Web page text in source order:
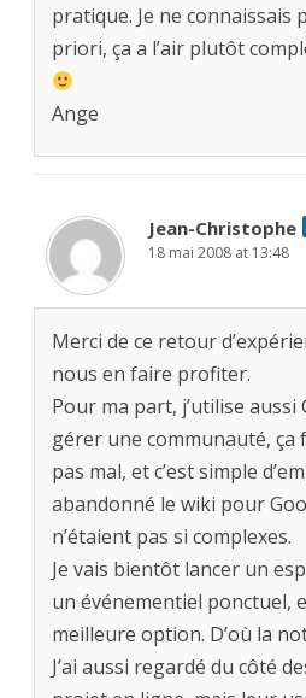
pratique. Je ne connaissais
priori, ça a l’air plutôt
Ange
Jean-Christophe
18 mai 2008 at 13:48
Merci de ce retour
nous en faire profiter.
Pour ma part, j’utilise
gérer une communauté,
pas mal, et c’est simple
abandonné le wiki pour
n’étaient pas si complexes.
Je vais bientôt lancer un
un événementiel ponctuel,
meilleure option. D’où la
J’ai aussi regardé du côté